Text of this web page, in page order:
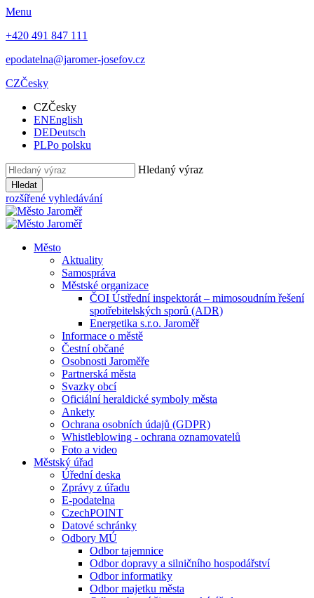
Menu
+420 491 847 111
epodatelna@jaromer-josefov.cz
CZČesky
CZČesky
ENEnglish
DEDeutsch
PLPo polsku
Hledaný výraz
Hledat
rozšířené vyhledávání
Město
Aktuality
Samospráva
Městské organizace
ČOI Ústřední inspektorát – mimosoudním řešení
spotřebitelských sporů (ADR)
Energetika s.r.o. Jaroměř
Informace o městě
Čestní občané
Osobnosti Jaroměře
Partnerská města
Svazky obcí
Oficiální heraldické symboly města
Ankety
Ochrana osobních údajů (GDPR)
Whistleblowing - ochrana oznamovatelů
Foto a video
Městský úřad
Úřední deska
Zprávy z úřadu
E-podatelna
CzechPOINT
Datové schránky
Odbory MÚ
Odbor tajemnice
Odbor dopravy a silničního hospodářství
Odbor informatiky
Odbor majetku města